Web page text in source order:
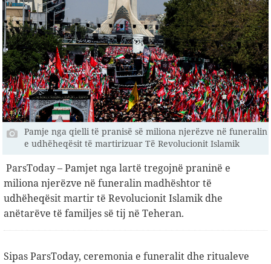
Pamje nga qielli të pranisë së miliona njerëzve në funeralin
e udhëheqësit të martirizuar Të Revolucionit Islamik
ParsToday – Pamjet nga lartë tregojnë praninë e
miliona njerëzve në funeralin madhështor të
udhëheqësit martir të Revolucionit Islamik dhe
anëtarëve të familjes së tij në Teheran.
Sipas ParsToday, ceremonia e funeralit dhe ritualeve